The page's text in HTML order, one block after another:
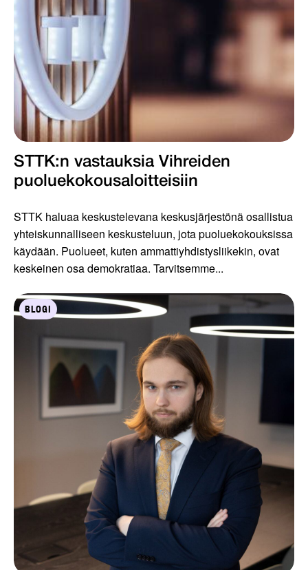
STTK:n vastauksia Vihreiden
puoluekokousaloitteisiin
STTK haluaa keskustelevana keskusjärjestönä osallistua
yhteiskunnalliseen keskusteluun, jota puoluekokouksissa
käydään. Puolueet, kuten ammattiyhdistysliikekin, ovat
keskeinen osa demokratiaa. Tarvitsemme...
BLOGI